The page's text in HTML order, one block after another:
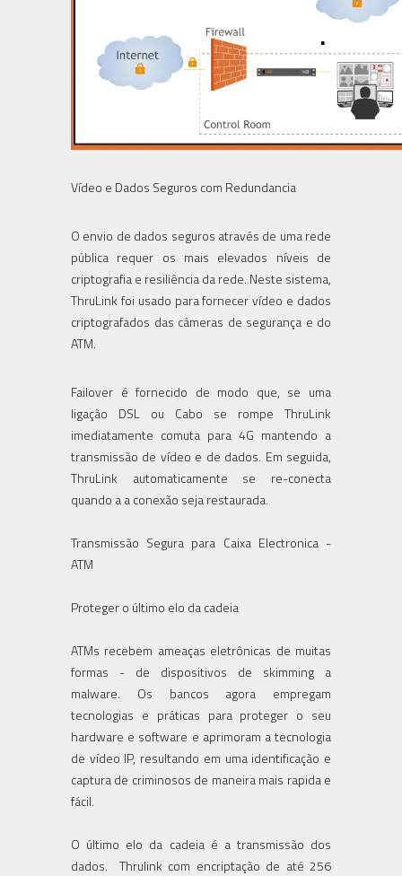
Vídeo e Dados Seguros com Redundancia
O envio de dados seguros através de uma rede
pública requer os mais elevados níveis de
criptografia e resiliência da rede. Neste sistema,
ThruLink foi usado para fornecer vídeo e dados
criptografados das câmeras de segurança e do
ATM.
Failover é fornecido de modo que, se uma
ligação DSL ou Cabo se rompe ThruLink
imediatamente comuta para 4G mantendo a
transmissão de vídeo e de dados. Em seguida,
ThruLink automaticamente se re-conecta
quando a a conexão seja restaurada.
Transmissão Segura para Caixa Electronica -
ATM
Proteger o último elo da cadeia
ATMs recebem ameaças eletrônicas de muitas
formas - de dispositivos de skimming a
malware. Os bancos agora empregam
tecnologias e práticas para proteger o seu
hardware e software e aprimoram a tecnologia
de vídeo IP, resultando em uma identificação e
captura de criminosos de maneira mais rapida e
fácil.
O último elo da cadeia é a transmissão dos
dados. Thrulink com encriptação de até 256